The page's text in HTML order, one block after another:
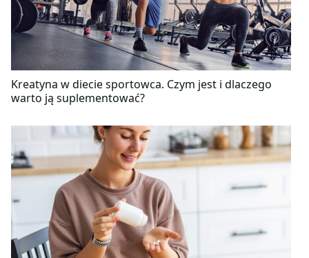
Kreatyna w diecie sportowca. Czym jest i dlaczego
warto ją suplementować?